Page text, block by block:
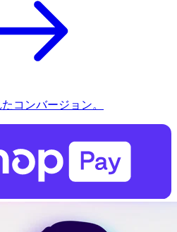
コンバージョン。